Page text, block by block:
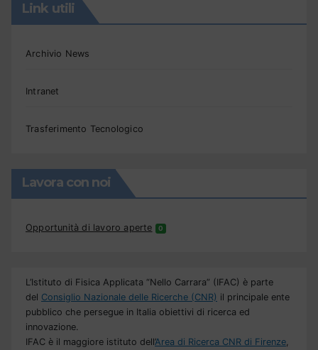
Link utili
Archivio News
Intranet
Trasferimento Tecnologico
Lavora con noi
Opportunità di lavoro aperte 0
L’Istituto di Fisica Applicata “Nello Carrara” (IFAC) è parte
del Consiglio Nazionale delle Ricerche (CNR) il principale ente
pubblico che persegue in Italia obiettivi di ricerca ed
innovazione.
IFAC è il maggiore istituto dell’Area di Ricerca CNR di Firenze